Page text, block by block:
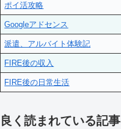
ポイ活攻略
Googleアドセンス
派遣、アルバイト体験記
FIRE後の収入
FIRE後の日常生活
良く読まれている記事